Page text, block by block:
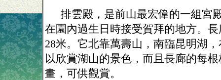
排雲殿，是前山最宏偉的一組宮
在園內過生日時接受賀拜的地方。
28米。它北靠萬壽山，南臨昆明湖
以欣賞湖山的景色，而且長廊的每
畫，可供觀賞。